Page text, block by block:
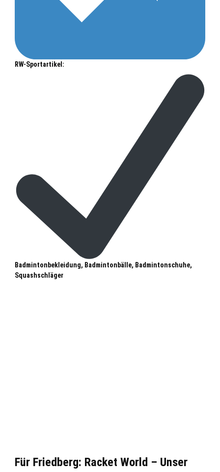
RW-Sportartikel:
Badmintonbekleidung, Badmintonbälle, Badmintonschuhe,
Squashschläger
Für Friedberg: Racket World – Unser